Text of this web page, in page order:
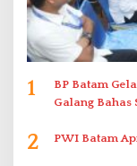
1
BP Batam
Galang Bahas
2 PWI Batam